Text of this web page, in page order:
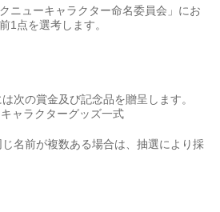
ニューキャラクター命名委員会」にお
1点を選考します。
次の賞金及び記念品を贈呈します。
ャラクターグッズ一式
名前が複数ある場合は、抽選により採